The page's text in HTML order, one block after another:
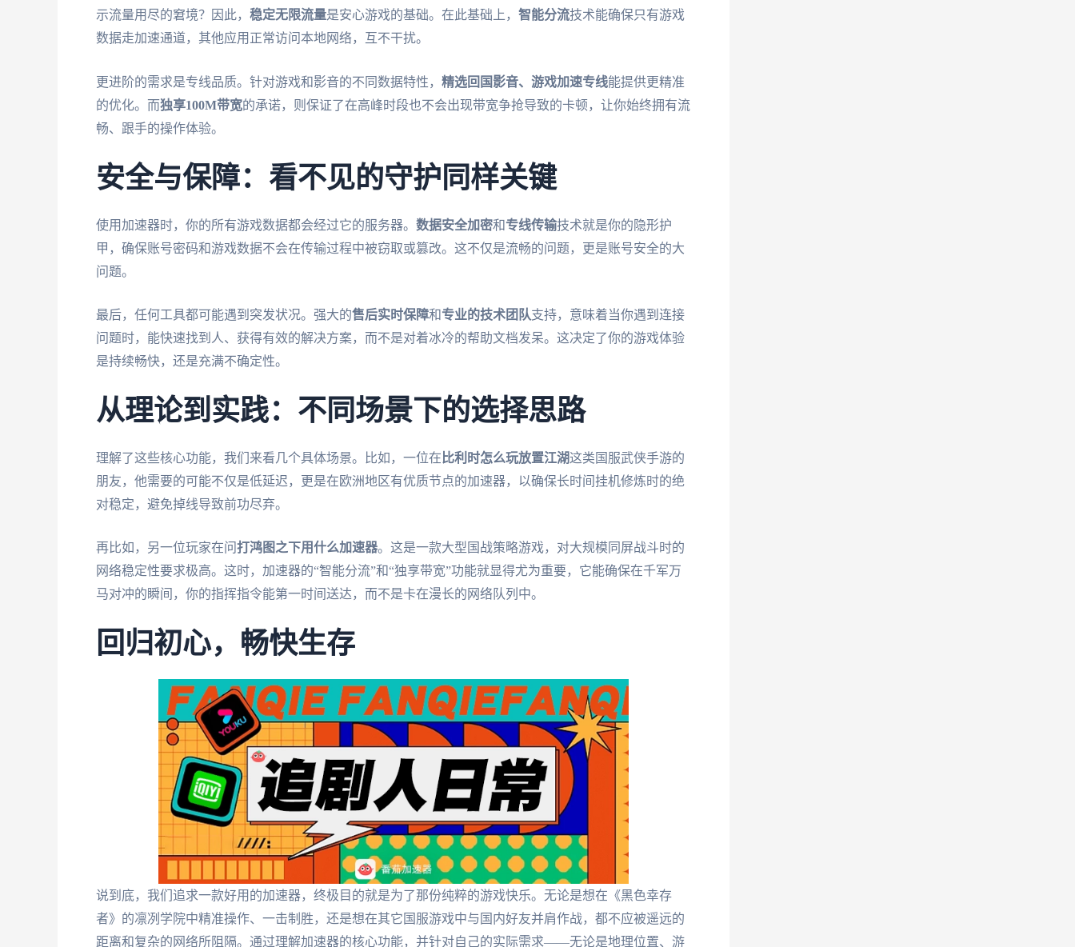
示流量用尽的窘境？因此， 稳定无限流量是安心游戏的基础。在此基础上， 智能分流技术能确保只有游戏
数据走加速通道，其他应用正常访问本地网络，互不干扰。
更进阶的需求是专线品质。针对游戏和影音的不同数据特性， 精选回国影音、游戏加速专线能提供更精准
的优化。而独享100M带宽的承诺，则保证了在高峰时段也不会出现带宽争抢导致的卡顿，让你始终拥有流
畅、跟手的操作体验。
安全与保障：看不见的守护同样关键
使用加速器时，你的所有游戏数据都会经过它的服务器。 数据安全加密和专线传输技术就是你的隐形护
甲，确保账号密码和游戏数据不会在传输过程中被窃取或篡改。这不仅是流畅的问题，更是账号安全的大
问题。
最后，任何工具都可能遇到突发状况。强大的售后实时保障和专业的技术团队支持，意味着当你遇到连接
问题时，能快速找到人、获得有效的解决方案，而不是对着冰冷的帮助文档发呆。这决定了你的游戏体验
是持续畅快，还是充满不确定性。
从理论到实践：不同场景下的选择思路
理解了这些核心功能，我们来看几个具体场景。比如，一位在 比利时怎么玩放置江湖这类国服武侠手游的
朋友，他需要的可能不仅是低延迟，更是在欧洲地区有优质节点的加速器，以确保长时间挂机修炼时的绝
对稳定，避免掉线导致前功尽弃。
再比如，另一位玩家在问 打鸿图之下用什么加速器。这是一款大型国战策略游戏，对大规模同屏战斗时的
网络稳定性要求极高。这时，加速器的“智能分流”和“独享带宽”功能就显得尤为重要，它能确保在千军万
马对冲的瞬间，你的指挥指令能第一时间送达，而不是卡在漫长的网络队列中。
回归初心，畅快生存
说到底，我们追求一款好用的加速器，终极目的就是为了那份纯粹的游戏快乐。无论是想在《黑色幸存
者》的凛冽学院中精准操作、一击制胜，还是想在其它国服游戏中与国内好友并肩作战，都不应被遥远的
距离和复杂的网络所阻隔。通过理解加速器的核心功能，并针对自己的实际需求——无论是地理位置、游